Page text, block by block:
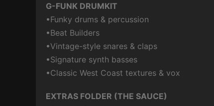
G-FUNK DRUMKIT
•Funky drums & percussion
•Beat Builders
•Vintage-style snares & claps
•Signature synth basses
•Classic West Coast textures & vox
EXTRAS FOLDER (THE SAUCE)